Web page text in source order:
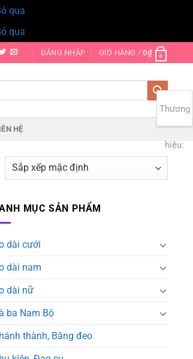
qua
qua
ĐĂNG NHẬP GIỎ HÀNG /0₫ 0
HỆ
MỤC SẢN PHẨM
dài cưới
dài nam
dài nữ
ba Nam Bộ
thành, Băng đeo
Thương
hiệu: